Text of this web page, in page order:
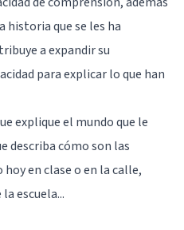
historia que se les ha
a expandir su
para explicar lo que han
explique el mundo que le
describa cómo son las
en clase o en la calle,
escuela...